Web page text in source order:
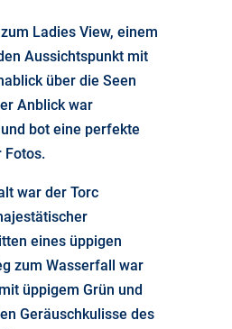
Ladies View, einem
Aussichtspunkt mit
über die Seen
Anblick war
bot eine perfekte
Fotos.
war der Torc
eines üppigen
zum Wasserfall war
üppigem Grün und
Geräuschkulisse des